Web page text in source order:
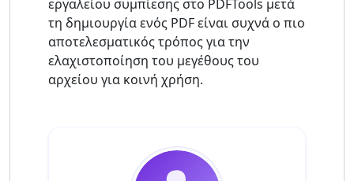
εργαλείου συμπίεσης στο PDFTools μετά
τη δημιουργία ενός PDF είναι συχνά ο πιο
αποτελεσματικός τρόπος για την
ελαχιστοποίηση του μεγέθους του
αρχείου για κοινή χρήση.